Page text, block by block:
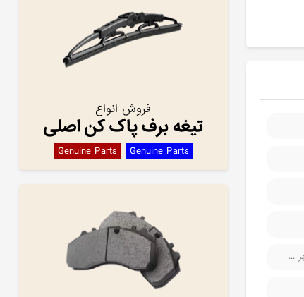
...
فروش انواع
تیغه برف پاک کن اصلی
Genuine Parts Genuine Parts